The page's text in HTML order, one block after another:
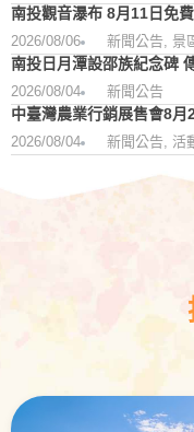
南投觀音瀑布 8月11日免
2026/08/06 新聞公告, 景
南投日月潭設邵族紀念碑
2026/08/04 新聞公告
中臺灣農業行銷展售會8
2026/08/04 新聞公告, 活